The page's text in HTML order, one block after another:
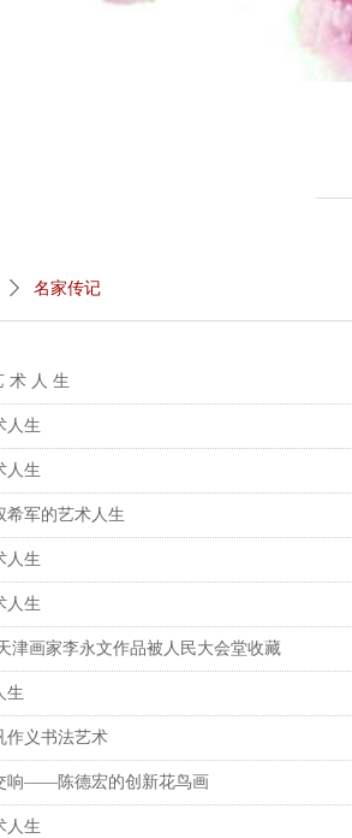
ꄲ 名家传记
术 人 生
人生
人生
希军的艺术人生
人生
人生
津画家李永文作品被人民大会堂收藏
生
作义书法艺术
响——陈德宏的创新花鸟画
人生